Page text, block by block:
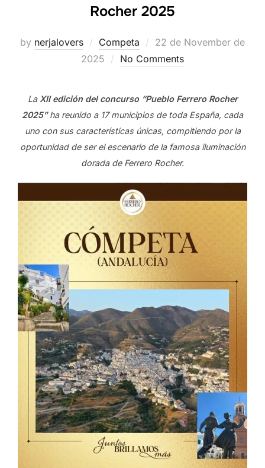
Rocher 2025
by nerjalovers Competa
Posted
on
22 de November de
2025
No Comments
La XII edición del concurso “Pueblo Ferrero Rocher
2025”ha reunido a 17 municipios de toda España, cada
uno con sus características únicas, compitiendo por la
oportunidad de ser el escenario de la famosa iluminación
dorada de Ferrero Rocher.